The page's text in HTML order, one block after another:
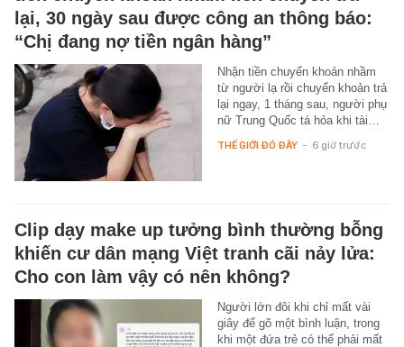
lại, 30 ngày sau được công an thông báo:
“Chị đang nợ tiền ngân hàng”
Nhận tiền chuyển khoản nhầm
từ người lạ rồi chuyển khoản trả
lại ngay, 1 tháng sau, người phụ
nữ Trung Quốc tá hỏa khi tài…
THẾ GIỚI ĐÓ ĐÂY - 6 giờ trước
Clip dạy make up tưởng bình thường bỗng
khiến cư dân mạng Việt tranh cãi nảy lửa:
Cho con làm vậy có nên không?
Người lớn đôi khi chỉ mất vài
giây để gõ một bình luận, trong
khi một đứa trẻ có thể phải mất